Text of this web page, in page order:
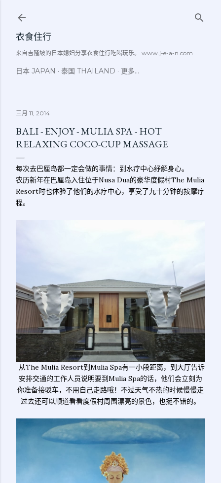
衣食住行
来自吉隆坡的日本媳妇分享衣食住行吃喝玩乐。 www.j-e-a-n.com
日本 JAPAN 泰国 THAILAND 更多…
三月 11, 2014
BALI - ENJOY - MULIA SPA - HOT
RELAXING COCO-CUP MASSAGE
每次去巴厘岛都一定会做的事情：到水疗中心纾解身心。
农历新年在巴厘岛入住位于Nusa Dua的豪华度假村The Mulia
Resort时也体验了他们的水疗中心，享受了九十分钟的按摩疗
程。
从The Mulia Resort到Mulia Spa有一小段距离，到大厅告诉
安排交通的工作人员说明要到Mulia Spa的话，他们会立刻为
你准备接驳车，不用自己走路哦！不过天气不热的时候慢慢走
过去还可以顺道看看度假村周围漂亮的景色，也挺不错的。